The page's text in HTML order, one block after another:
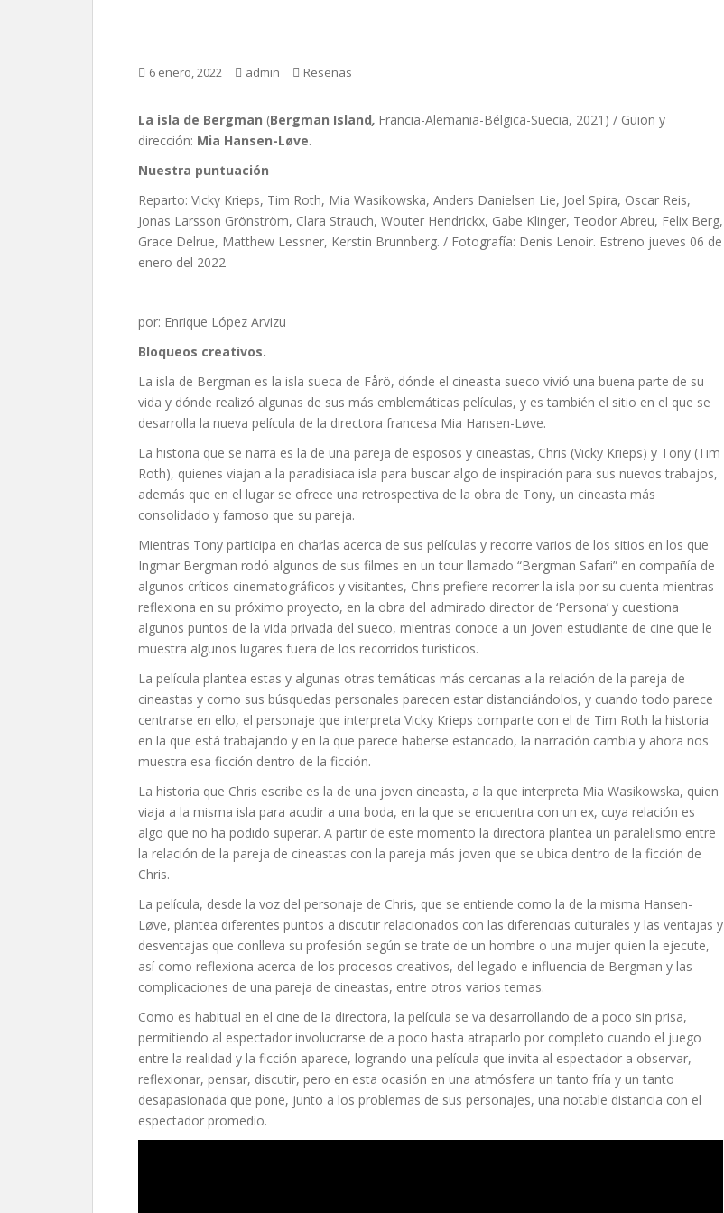
6 enero, 2022 admin Reseñas
La isla de Bergman (Bergman Island, Francia-Alemania-Bélgica-Suecia, 2021) / Guion y
dirección: Mia Hansen-Løve.
Nuestra puntuación
Reparto: Vicky Krieps, Tim Roth, Mia Wasikowska, Anders Danielsen Lie, Joel Spira, Oscar Reis,
Jonas Larsson Grönström, Clara Strauch, Wouter Hendrickx, Gabe Klinger, Teodor Abreu, Felix Berg,
Grace Delrue, Matthew Lessner, Kerstin Brunnberg. / Fotografía: Denis Lenoir. Estreno jueves 06 de
enero del 2022
por: Enrique López Arvizu
Bloqueos creativos.
La isla de Bergman es la isla sueca de Fårö, dónde el cineasta sueco vivió una buena parte de su
vida y dónde realizó algunas de sus más emblemáticas películas, y es también el sitio en el que se
desarrolla la nueva película de la directora francesa Mia Hansen-Løve.
La historia que se narra es la de una pareja de esposos y cineastas, Chris (Vicky Krieps) y Tony (Tim
Roth), quienes viajan a la paradisiaca isla para buscar algo de inspiración para sus nuevos trabajos,
además que en el lugar se ofrece una retrospectiva de la obra de Tony, un cineasta más
consolidado y famoso que su pareja.
Mientras Tony participa en charlas acerca de sus películas y recorre varios de los sitios en los que
Ingmar Bergman rodó algunos de sus filmes en un tour llamado “Bergman Safari” en compañía de
algunos críticos cinematográficos y visitantes, Chris prefiere recorrer la isla por su cuenta mientras
reflexiona en su próximo proyecto, en la obra del admirado director de ‘Persona’ y cuestiona
algunos puntos de la vida privada del sueco, mientras conoce a un joven estudiante de cine que le
muestra algunos lugares fuera de los recorridos turísticos.
La película plantea estas y algunas otras temáticas más cercanas a la relación de la pareja de
cineastas y como sus búsquedas personales parecen estar distanciándolos, y cuando todo parece
centrarse en ello, el personaje que interpreta Vicky Krieps comparte con el de Tim Roth la historia
en la que está trabajando y en la que parece haberse estancado, la narración cambia y ahora nos
muestra esa ficción dentro de la ficción.
La historia que Chris escribe es la de una joven cineasta, a la que interpreta Mia Wasikowska, quien
viaja a la misma isla para acudir a una boda, en la que se encuentra con un ex, cuya relación es
algo que no ha podido superar. A partir de este momento la directora plantea un paralelismo entre
la relación de la pareja de cineastas con la pareja más joven que se ubica dentro de la ficción de
Chris.
La película, desde la voz del personaje de Chris, que se entiende como la de la misma Hansen-
Løve, plantea diferentes puntos a discutir relacionados con las diferencias culturales y las ventajas y
desventajas que conlleva su profesión según se trate de un hombre o una mujer quien la ejecute,
así como reflexiona acerca de los procesos creativos, del legado e influencia de Bergman y las
complicaciones de una pareja de cineastas, entre otros varios temas.
Como es habitual en el cine de la directora, la película se va desarrollando de a poco sin prisa,
permitiendo al espectador involucrarse de a poco hasta atraparlo por completo cuando el juego
entre la realidad y la ficción aparece, logrando una película que invita al espectador a observar,
reflexionar, pensar, discutir, pero en esta ocasión en una atmósfera un tanto fría y un tanto
desapasionada que pone, junto a los problemas de sus personajes, una notable distancia con el
espectador promedio.